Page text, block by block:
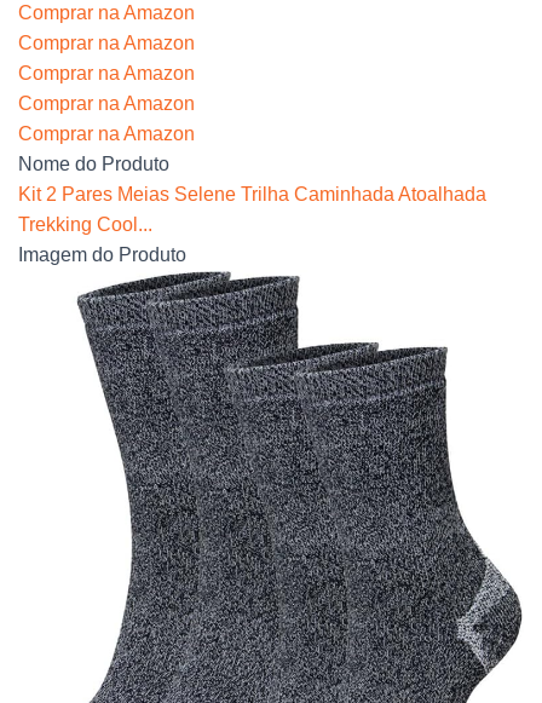
Comprar na Amazon
Comprar na Amazon
Comprar na Amazon
Comprar na Amazon
Comprar na Amazon
Nome do Produto
Kit 2 Pares Meias Selene Trilha Caminhada Atoalhada
Trekking Cool...
Imagem do Produto